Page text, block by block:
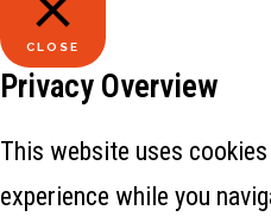
CLOSE
Privacy Overview
This website uses
experience while you